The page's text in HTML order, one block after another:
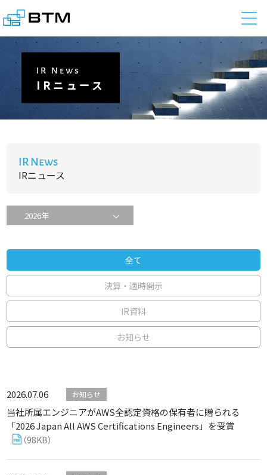
IR News
IRニュース
IR News
IRニュース
全て
決算・適時開示
IR資料
お知らせ
2026.07.06 お知らせ
当社所属エンジニアがAWS全認定資格の保有者に贈られる
「2026 Japan All AWS Certifications Engineers」を受賞
（98KB）